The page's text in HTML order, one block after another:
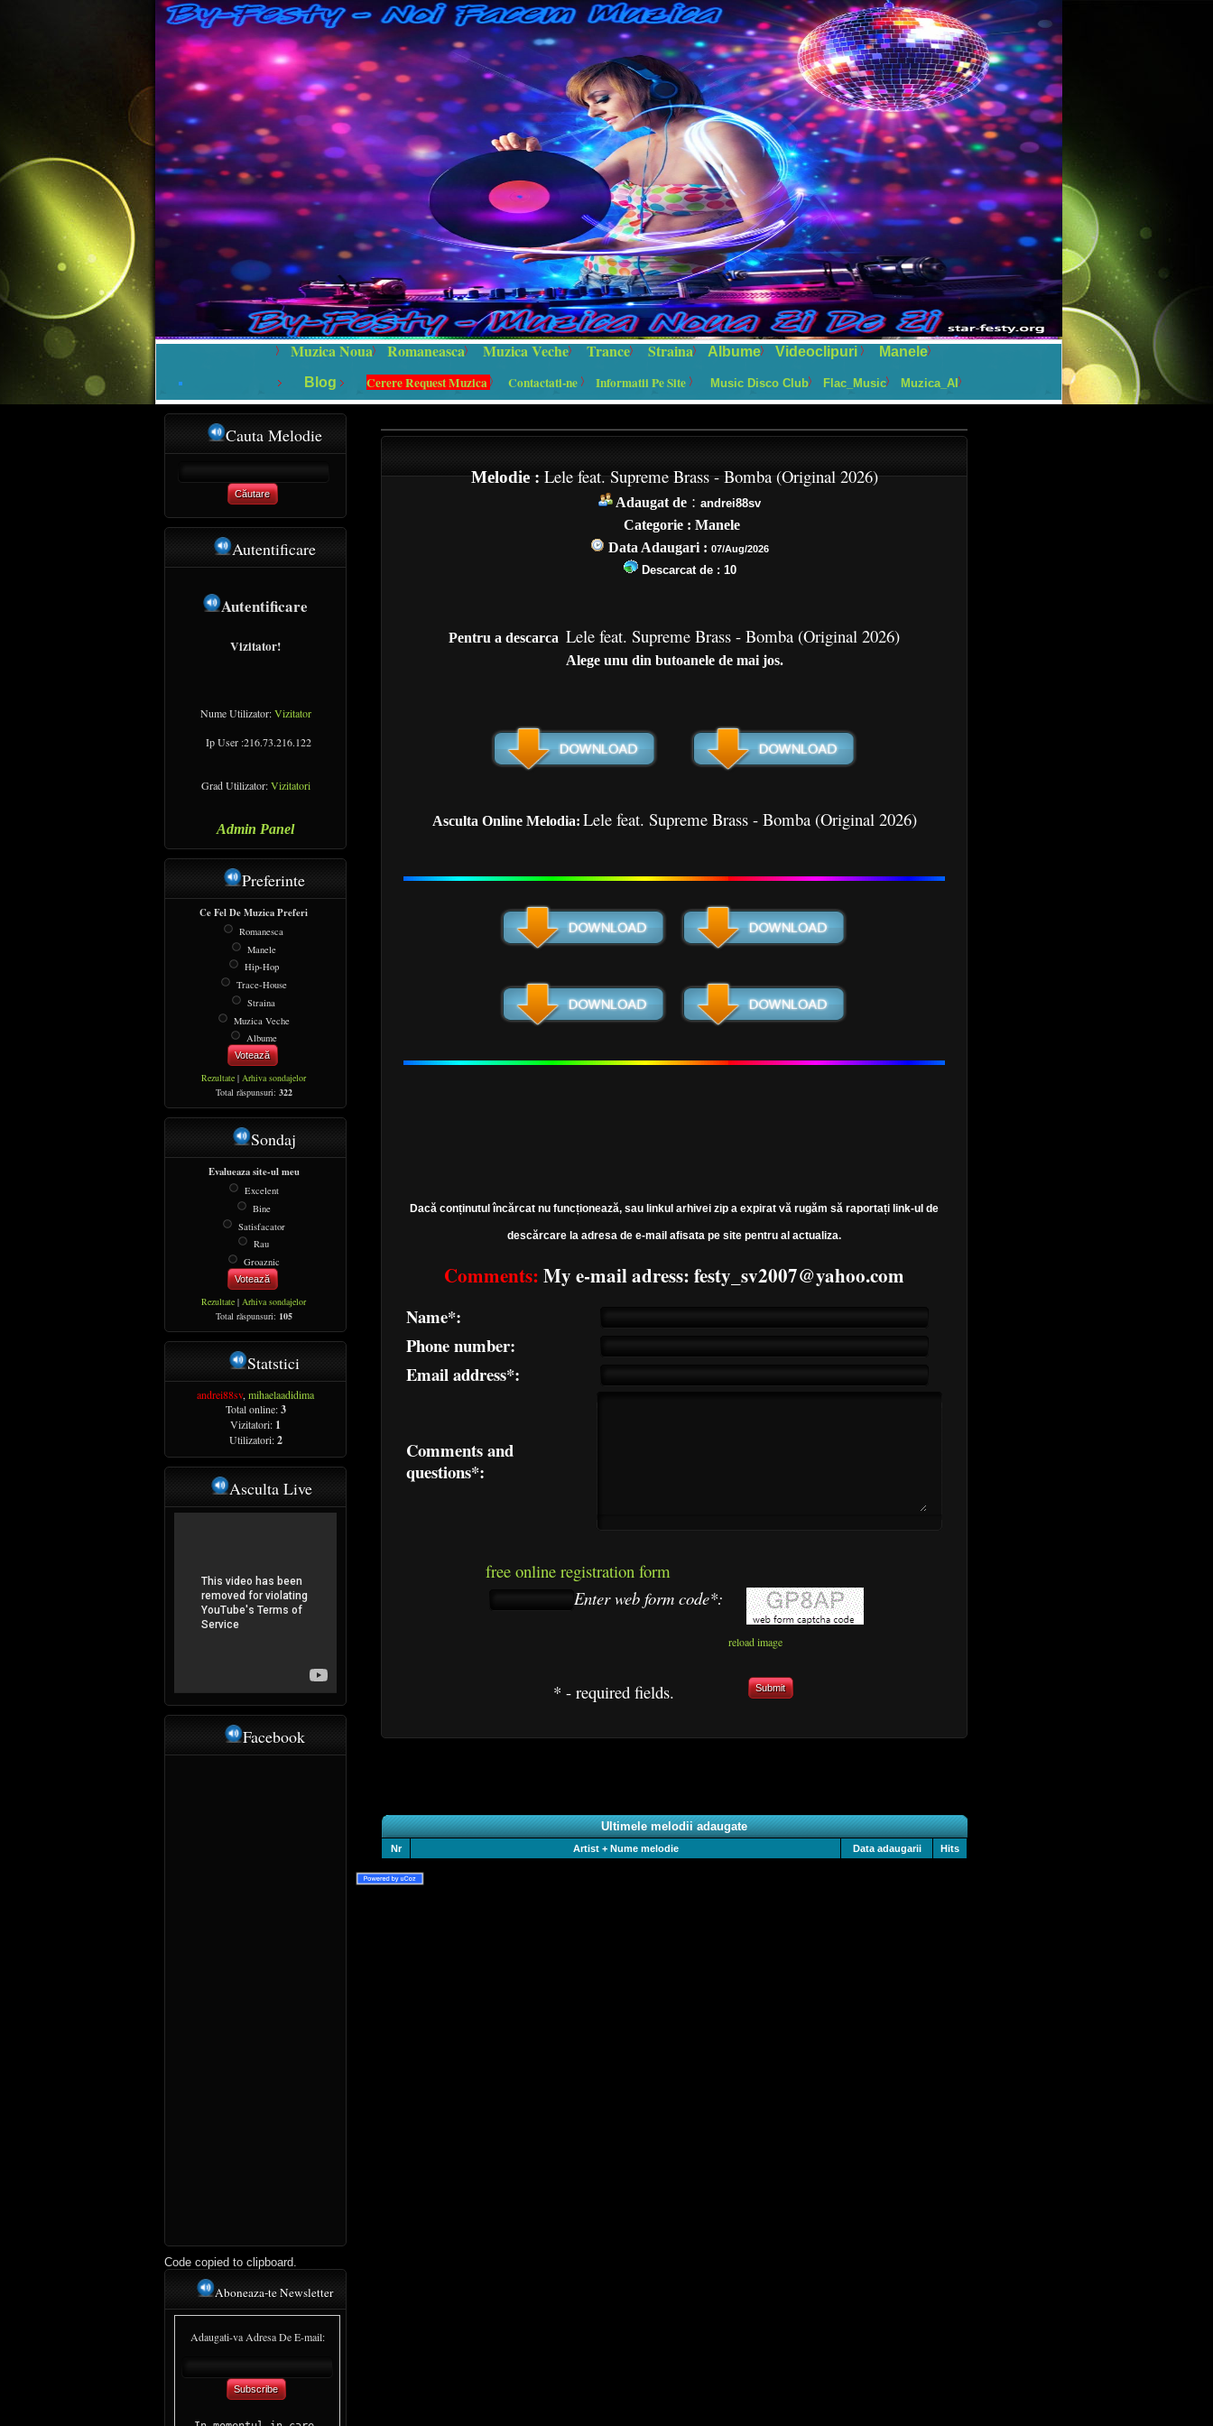
Muzica Noua Romaneasca Muzica Veche Trance Straina Albume Videoclipuri
Manele
Blog
Cerere Request Muzica Contactati-ne Informatii Pe Site Music Disco Club Flac_Music Muzica_AI
Cauta Melodie
Căutare
Autentificare
Autentificare
Vizitator!
Nume Utilizator:Vizitator
Ip User :216.73.216.122
Grad Utilizator:Vizitatori
Admin Panel
Preferinte
Ce Fel De Muzica Preferi
Romanesca
Manele
Hip-Hop
Trace-House
Straina
Muzica Veche
Albume
Votează
Rezultate |Arhiva sondajelor
Total răspunsuri: 322
Sondaj
Evalueaza site-ul meu
Excelent
Bine
Satisfacator
Rau
Groaznic
Votează
Rezultate |Arhiva sondajelor
Total răspunsuri: 105
Statstici
andrei88sv, mihaelaadidima
Total online:3
Vizitatori: 1
Utilizatori:2
Asculta Live
Facebook
Code copied to clipboard.
Aboneaza-te Newsletter
Adaugati-va Adresa De E-mail:
Subscribe
Melodie :Lele feat. Supreme Brass - Bomba (Original 2026)
Adaugat de : andrei88sv
Categorie : Manele
Data Adaugari : 07/Aug/2026
Descarcat de : 10
Pentru a descarca Lele feat. Supreme Brass - Bomba (Original 2026)
Alege unu din butoanele de mai jos.
Asculta Online Melodia: Lele feat. Supreme Brass - Bomba (Original 2026)
Dacă conținutul încărcat nu funcționează, sau linkul arhivei zip a expirat vă rugăm să raportați link-ul de
descărcare la adresa de e-mail afisata pe site pentru al actualiza.
Comments: My e-mail adress: festy_sv2007@yahoo.com
Name*:
Phone number:
Email address*:
Comments and
questions*:
free online registration form
Enter web form code*:
reload image
* - required fields. Submit
Ultimele melodii adaugate
Nr Artist + Nume melodie Data adaugarii Hits